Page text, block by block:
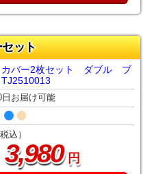
ット
バー2枚セット ダブル ブ
日お届け可能
税込）
3,980円